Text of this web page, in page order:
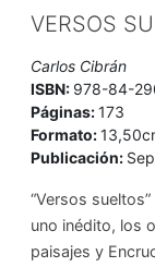
VERSOS
Carlos Cibrán
ISBN: 978-84-
Páginas:173
Formato:
Publicación:
“Versos
uno inédito, los
paisajes y